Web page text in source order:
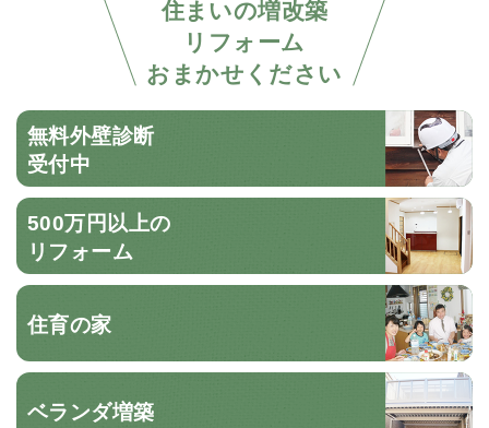
住まいの増改築
リフォーム
おまかせください
無料外壁診断
受付中
500万円以上の
リフォーム
住育の家
ベランダ増築